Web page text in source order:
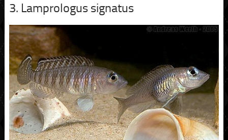
3. Lamprologus signatus